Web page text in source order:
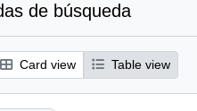
de búsqueda
Card view Table view